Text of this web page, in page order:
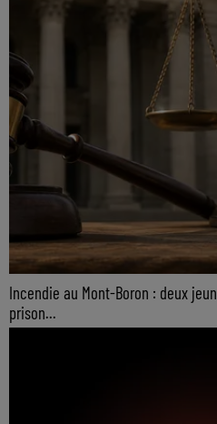
Incendie au Mont-Boron : deux
prison...